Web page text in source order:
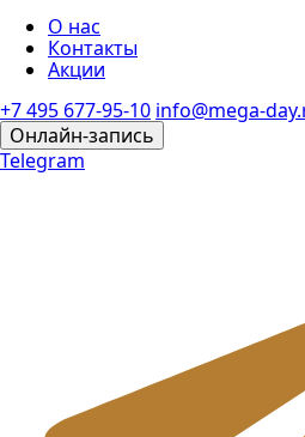
О нас
Контакты
Акции
+7 495 677-95-10 info@mega-
Онлайн-запись
Telegram